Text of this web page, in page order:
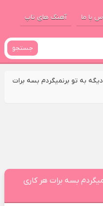
با ما آهنگ های تاپ
جستجو
به تو برنمیگردم بسه برات
بسه برات هر کاری